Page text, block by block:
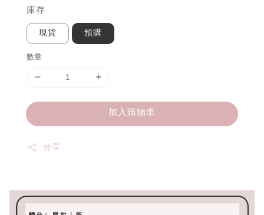
庫存
現貨 預購
數量
加入購物車
分享